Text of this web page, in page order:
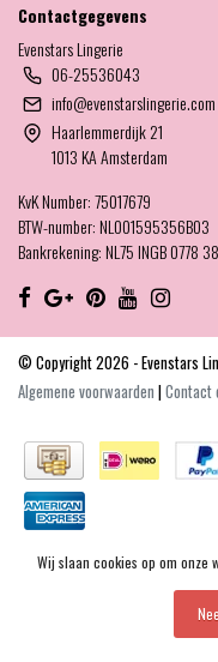
Contactgegevens
Evenstars Lingerie
06-25536043
info@evenstarslingerie.com
Haarlemmerdijk 21
1013 KA Amsterdam
KvK Number: 75017679
BTW-number: NL001595356B03
Bankrekening: NL75 INGB 0778
© Copyright 2026 - Evenstars
Algemene voorwaarden |Contact
de
Word Evenstars
membership brief
E-mailadres
We'll never share your
Wij slaan cookies op om onze
Nee